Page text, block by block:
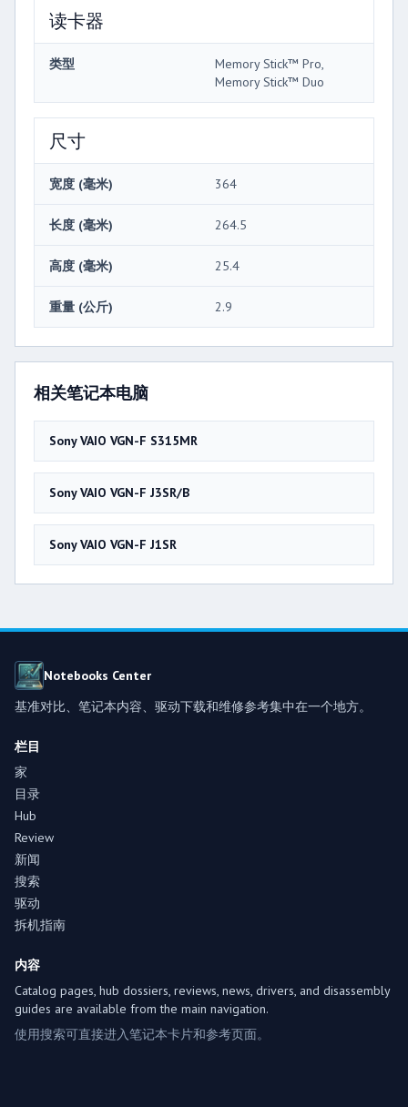
读卡器
类型
Memory Stick™ Pro,
Memory Stick™ Duo
尺寸
宽度 (毫米) 364
长度 (毫米) 264.5
高度 (毫米) 25.4
重量 (公斤) 2.9
相关笔记本电脑
Sony VAIO VGN-F S315MR
Sony VAIO VGN-F J3SR/B
Sony VAIO VGN-F J1SR
Notebooks Center
基准对比、笔记本内容、驱动下载和维修参考集中在一个地方。
栏目
家
目录
Hub
Review
新闻
搜索
驱动
拆机指南
内容
Catalog pages, hub dossiers, reviews, news, drivers, and disassembly
guides are available from the main navigation.
使用搜索可直接进入笔记本卡片和参考页面。